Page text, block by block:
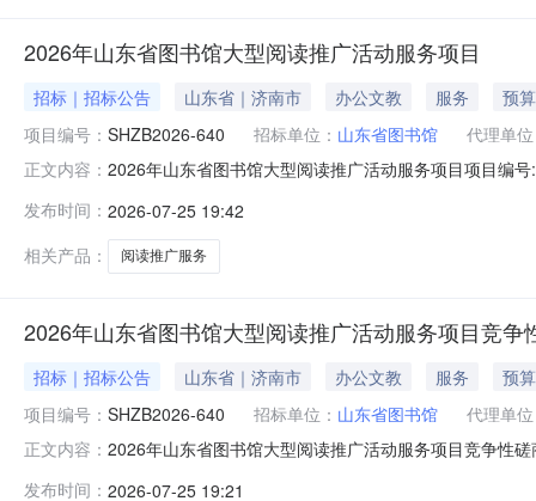
2026年山东省图书馆大型阅读推广活动服务项目
招标｜招标公告 山东省｜济南市 办公文教 服务
预
项目编号： SHZB2026-640 招标单位： 山东省图书馆
代理单
正文内容： 2026年山东省图书馆大型阅读推广活动服务项目项目编
发布时间： 2026-07-25 19:42
相关产品：
阅读推广服务
2026年山东省图书馆大型阅读推广活动服务项目竞争
招标｜招标公告 山东省｜济南市 办公文教 服务
预
项目编号： SHZB2026-640 招标单位： 山东省图书馆
代理单
正文内容： 2026年山东省图书馆大型阅读推广活动服务项目竞争性
发布时间： 2026-07-25 19:21